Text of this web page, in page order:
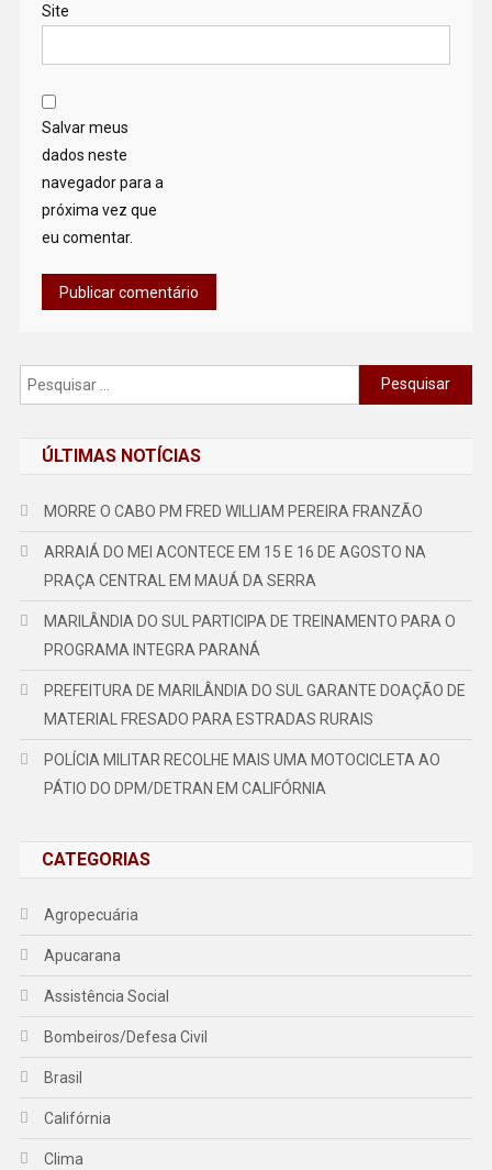
Site
Salvar meus
dados neste
navegador para a
próxima vez que
eu comentar.
Pesquisar
por:
ÚLTIMAS NOTÍCIAS
MORRE O CABO PM FRED WILLIAM PEREIRA FRANZÃO
ARRAIÁ DO MEI ACONTECE EM 15 E 16 DE AGOSTO NA
PRAÇA CENTRAL EM MAUÁ DA SERRA
MARILÂNDIA DO SUL PARTICIPA DE TREINAMENTO PARA O
PROGRAMA INTEGRA PARANÁ
PREFEITURA DE MARILÂNDIA DO SUL GARANTE DOAÇÃO DE
MATERIAL FRESADO PARA ESTRADAS RURAIS
POLÍCIA MILITAR RECOLHE MAIS UMA MOTOCICLETA AO
PÁTIO DO DPM/DETRAN EM CALIFÓRNIA
CATEGORIAS
Agropecuária
Apucarana
Assistência Social
Bombeiros/Defesa Civil
Brasil
Califórnia
Clima